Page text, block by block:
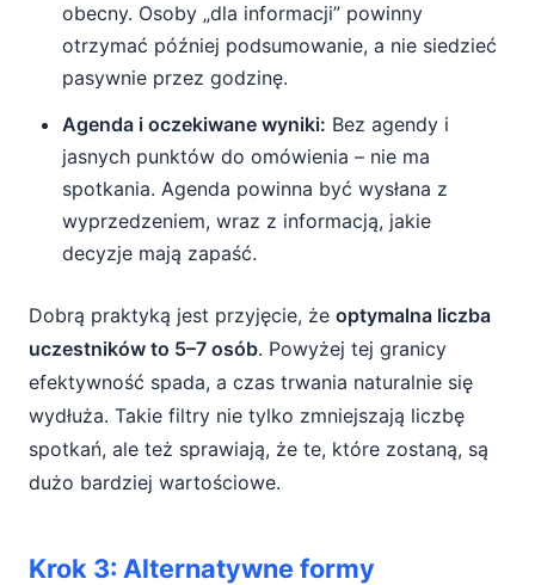
obecny. Osoby „dla informacji” powinny
otrzymać później podsumowanie, a nie siedzieć
pasywnie przez godzinę.
Agenda i oczekiwane wyniki: Bez agendy i
jasnych punktów do omówienia – nie ma
spotkania. Agenda powinna być wysłana z
wyprzedzeniem, wraz z informacją, jakie
decyzje mają zapaść.
Dobrą praktyką jest przyjęcie, że optymalna liczba
uczestników to 5–7 osób. Powyżej tej granicy
efektywność spada, a czas trwania naturalnie się
wydłuża. Takie filtry nie tylko zmniejszają liczbę
spotkań, ale też sprawiają, że te, które zostaną, są
dużo bardziej wartościowe.
Krok 3: Alternatywne formy